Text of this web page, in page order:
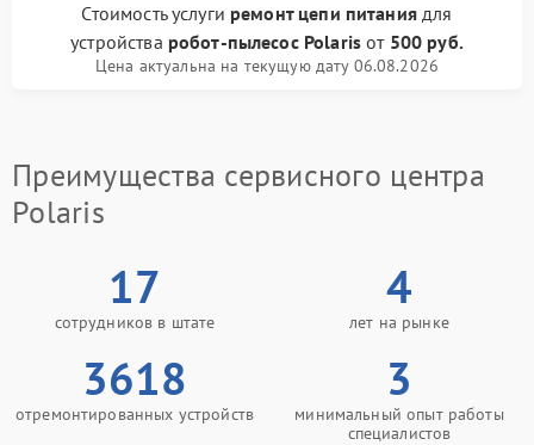
Стоимость услуги ремонт цепи питаниядля
устройства робот-пылесос Polaris от 500 руб.
Цена актуальна на текущую дату 06.08.2026
Преимущества сервисного центра
Polaris
17
сотрудников в штате
4
лет на рынке
3618
отремонтированных устройств
3
минимальный опыт работы
специалистов